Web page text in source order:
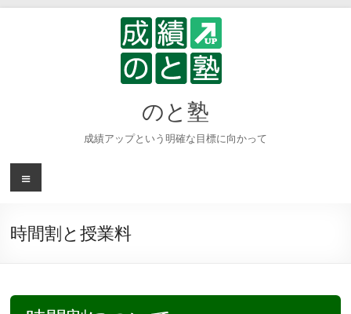
のと塾
成績アップという明確な目標に向かって
メ
ニ
ー
時間割と授業料